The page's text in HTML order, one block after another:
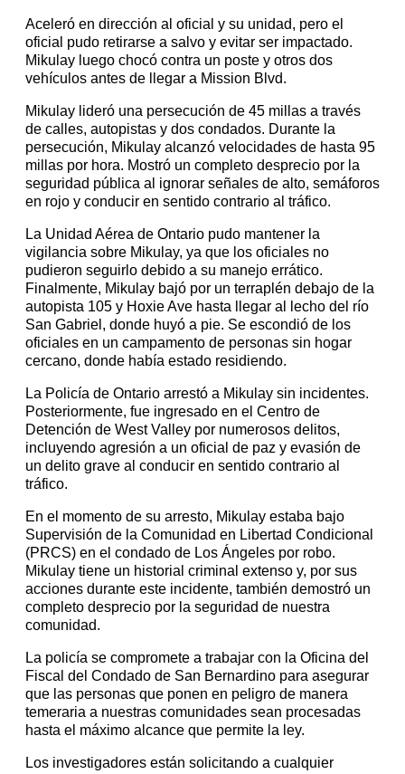
Aceleró en dirección al oficial y su unidad, pero el
oficial pudo retirarse a salvo y evitar ser impactado.
Mikulay luego chocó contra un poste y otros dos
vehículos antes de llegar a Mission Blvd.
Mikulay lideró una persecución de 45 millas a través
de calles, autopistas y dos condados. Durante la
persecución, Mikulay alcanzó velocidades de hasta 95
millas por hora. Mostró un completo desprecio por la
seguridad pública al ignorar señales de alto, semáforos
en rojo y conducir en sentido contrario al tráfico.
La Unidad Aérea de Ontario pudo mantener la
vigilancia sobre Mikulay, ya que los oficiales no
pudieron seguirlo debido a su manejo errático.
Finalmente, Mikulay bajó por un terraplén debajo de la
autopista 105 y Hoxie Ave hasta llegar al lecho del río
San Gabriel, donde huyó a pie. Se escondió de los
oficiales en un campamento de personas sin hogar
cercano, donde había estado residiendo.
La Policía de Ontario arrestó a Mikulay sin incidentes.
Posteriormente, fue ingresado en el Centro de
Detención de West Valley por numerosos delitos,
incluyendo agresión a un oficial de paz y evasión de
un delito grave al conducir en sentido contrario al
tráfico.
En el momento de su arresto, Mikulay estaba bajo
Supervisión de la Comunidad en Libertad Condicional
(PRCS) en el condado de Los Ángeles por robo.
Mikulay tiene un historial criminal extenso y, por sus
acciones durante este incidente, también demostró un
completo desprecio por la seguridad de nuestra
comunidad.
La policía se compromete a trabajar con la Oficina del
Fiscal del Condado de San Bernardino para asegurar
que las personas que ponen en peligro de manera
temeraria a nuestras comunidades sean procesadas
hasta el máximo alcance que permite la ley.
Los investigadores están solicitando a cualquier